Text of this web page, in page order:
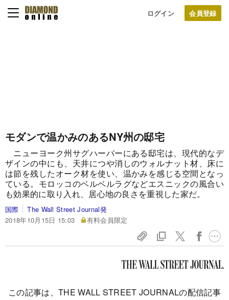
ログイン
モダンで温かみのあるNY州の邸宅
ニューヨーク州サグハーバーにある邸宅は、現代的なデ
ザインの中にも、天井につや消しのウォルナット材、床に
は節を残したオーク材を使い、温かみを感じる空間となっ
ている。モロッコのベルベルラグなどエスニックの風合い
も効果的に取り入れ、居心地の良さを重視した家だ。
国際
The Wall Street Journal発
2018年10月15日 15:03
有料会員限定
この記事は、THE WALL STREET JOURNALの配信記事